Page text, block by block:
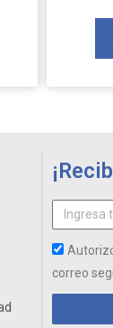
correo